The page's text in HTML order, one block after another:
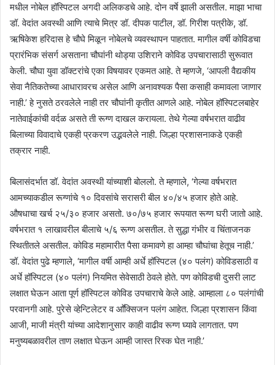
मधील नोबेल हॉस्पिटल अगदी अलिकडचे आहे. दोन वर्षे झाली असतील. माझा भाचा
डॉ. वेदांत अवस्थी आणि त्याचे मित्र डॉ. दीपक पाटील, डॉ. गिरीश पत्रीके, डॉ.
ऋषिकेश हरिदास हे चौघे मिळून नोबेलचे व्यवस्थापन पाहतात. मागील वर्षी कोविडचा
प्रारंभिक संसर्ग असताना चौघांनी थोड्या उशिराने कोविड उपचारासाठी सुरूवात
केली. चौघा युवा डॉक्टरांचे एका विषयावर एकमत आहे. ते म्हणजे, ‘आपली वैद्यकीय
सेवा नैतिकतेच्या आधारावरच असेल आणि अनावश्यक पैसा कसाही कमावला जाणार
नाही.’ हे नुसते ठरवलेले नाही तर चौघांनी कृतीत आणले आहे. नोबेल हॉस्पिटलबाहेर
नातेवाईकांची वर्दळ असते ती रूग्ण दाखल करायला. तेथे गेल्या वर्षभरात वाढीव
बिलाच्या विवादाचे एकही प्रकरण उद्भवलेले नाही. जिल्हा प्रशासनाकडे एकही
तक्रार नाही.
बिलासंदर्भात डॉ. वेदांत अवस्थी यांच्याशी बोललो. ते म्हणाले, ‘गेल्या वर्षभरात
आमच्याकडील रूग्णांचे १० दिवसांचे सरासरी बील ४०/४५ हजार होते आहे.
औषधाचा खर्च २५/३० हजार असतो. ७०/७५ हजार रूपयात रूग्ण घरी जातो आहे.
वर्षभरात १ लाखावरील बीलाचे ५/६ रूग्ण असतील. ते सुद्धा गंभीर व चिंताजनक
स्थितीतले असतील. कोविड महामारीत पैसा कमावणे हा आम्हा चौघांचा हेतूच नाही.’
डॉ. वेदांत पुढे म्हणाले, ‘मागील वर्षी आम्ही अर्धे हॉस्पिटल (४० पलंग) कोविडसाठी व
अर्धे हॉस्पिटल (४० पलंग) नियमित सेवेसाठी ठेवले होते. पण कोविडची दुसरी लाट
लक्षात घेऊन आता पूर्ण हॉस्पिटल कोविड उपचाराचे केले आहे. आम्हाला ८० पलंगांची
परवानगी आहे. पुरेसे व्हेन्टिलेटर व आॕक्सिजन पलंग आहेत. जिल्हा प्रशासन किंवा
आजी, माजी मंत्री यांच्या आदेशानुसार काही वाढीव रूग्ण घ्यावे लागतात. पण
मनुष्यबळावरील ताण लक्षात घेऊन आम्ही जास्त रिस्क घेत नाही.’